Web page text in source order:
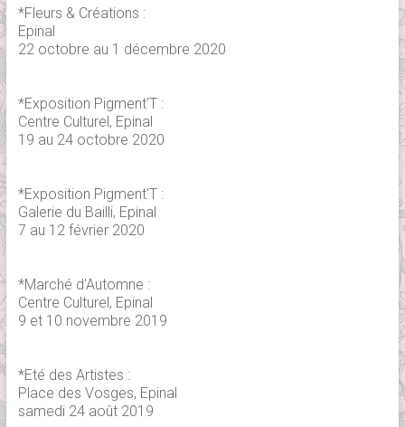
*Fleurs & Créations :
Epinal
22 octobre au 1 décembre 2020
*Exposition Pigment'T :
Centre Culturel, Epinal
19 au 24 octobre 2020
*Exposition Pigment'T :
Galerie du Bailli, Epinal
7 au 12 février 2020
*Marché d'Automne :
Centre Culturel, Epinal
9 et 10 novembre 2019
*Eté des Artistes :
Place des Vosges, Epinal
samedi 24 août 2019